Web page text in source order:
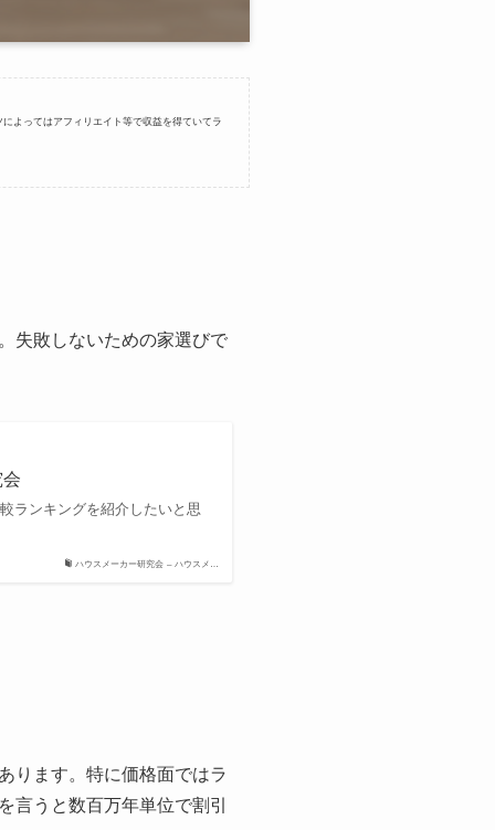
よってはアフィリエイト等で収益を得ていてラ
失敗しないための家選びで
ハウスメーカー研究会 – ハウスメ…
ランキングを紹介したいと思
ります。特に価格面ではラ
言うと数百万年単位で割引